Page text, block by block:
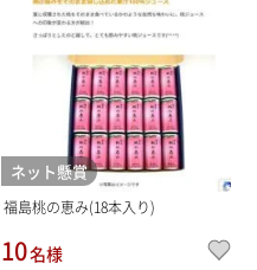
ネット懸賞
福島桃の恵み(18本入り)
10名様